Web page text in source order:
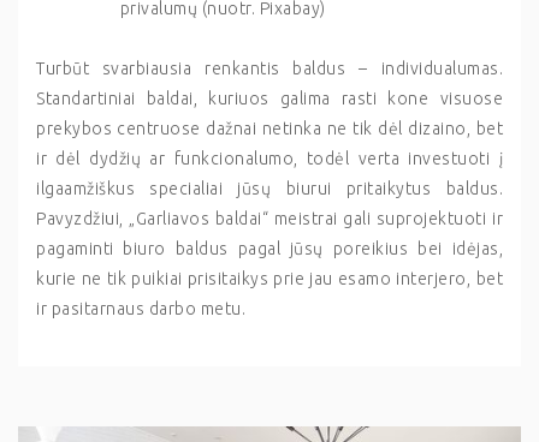
privalumų (nuotr. Pixabay)
Turbūt svarbiausia renkantis baldus – individualumas.
Standartiniai baldai, kuriuos galima rasti kone visuose
prekybos centruose dažnai netinka ne tik dėl dizaino, bet
ir dėl dydžių ar funkcionalumo, todėl verta investuoti į
ilgaamžiškus specialiai jūsų biurui pritaikytus baldus.
Pavyzdžiui, „Garliavos baldai“ meistrai gali suprojektuoti ir
pagaminti biuro baldus pagal jūsų poreikius bei idėjas,
kurie ne tik puikiai prisitaikys prie jau esamo interjero, bet
ir pasitarnaus darbo metu.